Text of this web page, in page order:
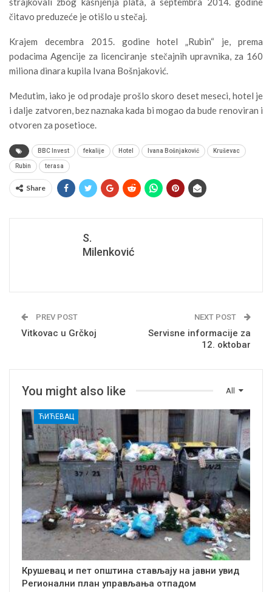
čitavo preduzeće je otišlo u stečaj.
Krajem decembra 2015. godine hotel „Rubin“ je, prema
podacima Agencije za licenciranje stečajnih upravnika, za 160
miliona dinara kupila Ivana Bošnjaković.
Međutim, iako je od prodaje prošlo skoro deset meseci, hotel je
i dalje zatvoren, bez naznaka kada bi mogao da bude renoviran i
otvoren za posetioce.
BBC Invest fekalije Hotel Ivana Bošnjaković Kruševac
Rubin terasa
Share
S.
Milenković
PREV POST
Vitkovac u Grčkoj
NEXT POST
Servisne informacije za
12. oktobar
All
You might also like
ЋИЋЕВАЦ
Крушевац и пет општина стављају на јавни увид
Регионални план управљања отпадом